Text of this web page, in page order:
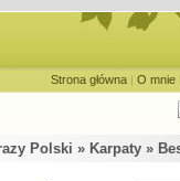
Strona główna | O mnie
Polski » Karpaty »